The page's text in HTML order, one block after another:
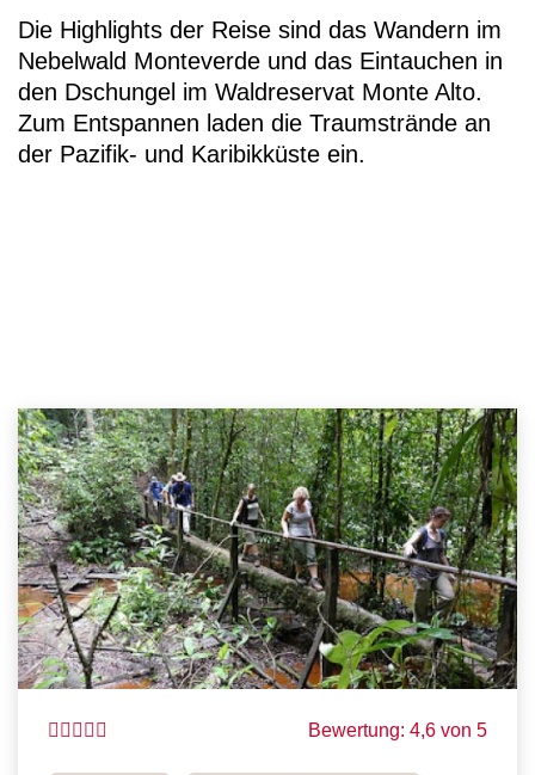
Die Highlights der Reise sind das Wandern im
Nebelwald Monteverde und das Eintauchen in
den Dschungel im Waldreservat Monte Alto.
Zum Entspannen laden die Traumstrände an
der Pazifik- und Karibikküste ein.
Bewertung: 4,6 von 5